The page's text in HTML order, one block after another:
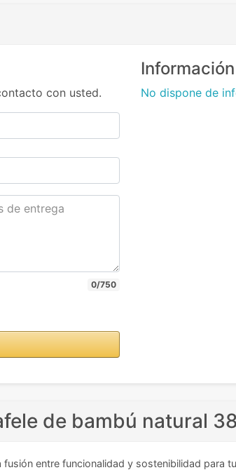
con usted.
0/750
Información
No dispone de
de bambú natural
fusión entre funcionalidad y sostenibilidad para